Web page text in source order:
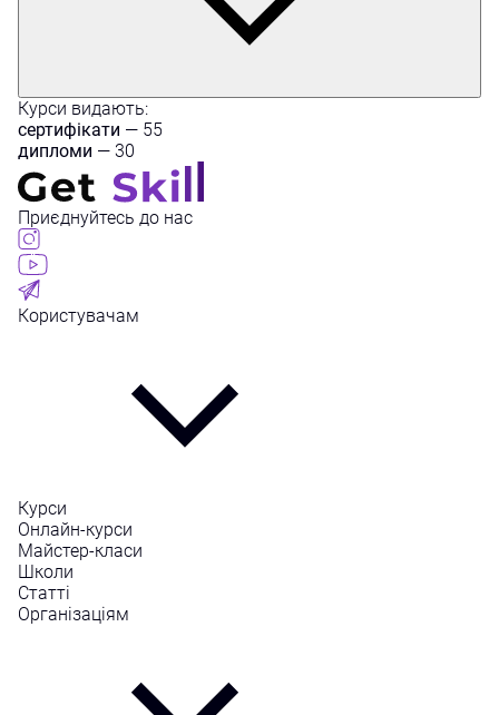
Курси видають:
сертифікати — 55
дипломи — 30
Приєднуйтесь до нас
Користувачам
Курси
Онлайн-курси
Майстер-класи
Школи
Статті
Організаціям